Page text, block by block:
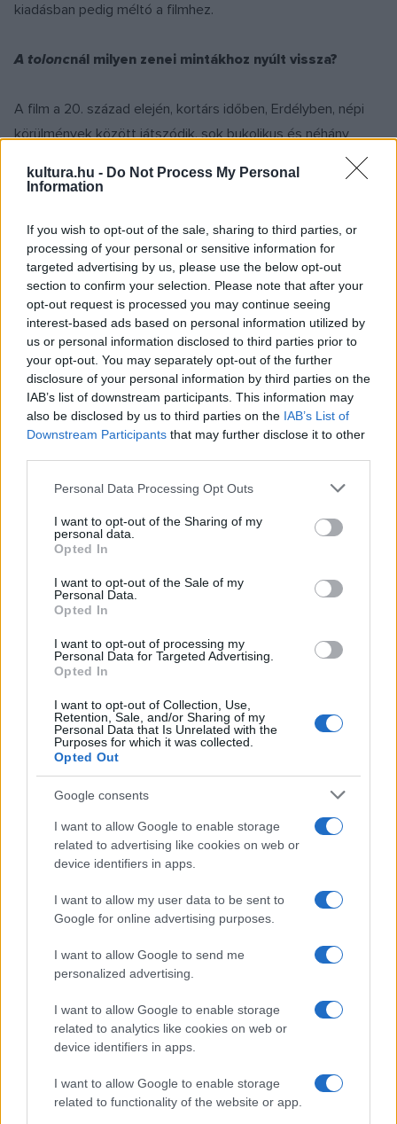
kultura.hu - Do Not Process My Personal
Information
If you wish to opt-out of the sale, sharing to third parties, or
processing of your personal or sensitive information for
targeted advertising by us, please use the below opt-out
section to confirm your selection. Please note that after your
opt-out request is processed you may continue seeing
interest-based ads based on personal information utilized by
us or personal information disclosed to third parties prior to
your opt-out. You may separately opt-out of the further
disclosure of your personal information by third parties on the
IAB’s list of downstream participants. This information may
also be disclosed by us to third parties on the IAB’s List of
Downstream Participants that may further disclose it to other
Please note that this website/app uses one or more Google
not limited to your visit or usage behaviour. You may click to
grant or deny consent to Google and its third-party tags to
use your data for below specified purposes in below Google
consent section.
Personal Data Processing Opt Outs
I want to opt-out of the Sharing of my
personal data.
Opted In
I want to opt-out of the Sale of my
Personal Data.
Opted In
I want to opt-out of processing my
Personal Data for Targeted Advertising.
Opted In
I want to opt-out of Collection, Use,
Retention, Sale, and/or Sharing of my
Personal Data that Is Unrelated with the
Purposes for which it was collected.
Opted Out
Google consents
I want to allow Google to enable storage
related to advertising like cookies on web or
device identifiers in apps.
I want to allow my user data to be sent to
Google for online advertising purposes.
I want to allow Google to send me
personalized advertising.
I want to allow Google to enable storage
related to analytics like cookies on web or
device identifiers in apps.
I want to allow Google to enable storage
related to functionality of the website or app.
kiadásban pedig méltó a filmhez.
A toloncnál milyen zenei mintákhoz nyúlt vissza?
A film a 20. század elején, kortárs időben, Erdélyben, népi
körülmények között játszódik, sok bukolikus és néhány
évtizedekkel korábbi népszínmű feldolgozása. Nem akartam
lenne, ha valaki akkor írta volna, hanem szem előtt tartottam
azt, hogy ez a 21. század nézőinek készül, beleemelve
persze a népzenei kincsünket és azt is, hogy volt egy
Bartók Bélánk, aki az azt megelőző években járt ezeken az
erdélyi tájakon a népzenei gyűjtőútjain. Teljesen szabad
kezet kaptam abban, hogy mindezeket hogyan ötvözöm, de
a kérés az volt, hogy ne egy köldöknézős darab készüljön,
hanem egy nemes értelemben vett alkalmazott zenei mű.
Tehát, hogy a zenének a képhez való viszonya
hagyományos alapokon nyugodjon.
vagy elkészült jelenetek alapján? Olvastam valahol,
hogy aSemmelweis
beszélgettünk , kritikánk itt olvasható)például
forgatókönyv alapján kezdte írni a zenét, tehát még
Az kivétel volt. A filmzeneszerzők régebben úgy működtek,
hogy megkapták a készre megvágott filmet, és az alapján
készült a zene. Jerry Goldsmith, a legendás filmzeneszerző
például azt nyilatkozta, akár negyvenszer-ötvenszer is
megnézte a kópiát, mire megszületett a fejében, hogy mit
akar. Ha nincs kész a film, hanem csak a forgatókönyv áll
rendelkezésre, akkor az embernek végül is sokkal
szabadabb asszociációi lesznek, ami aztán vagy illik a
biztos fogódzók, például hogy milyen a képi kompozíció,
milyen a vágás tempója, a színészi játék intenzitása az adott
pillanatban.
Hova kerül egy filmben zene, és azt ki dönti el?
A végső döntés a rendezőé, de valamennyire egy producer
is beleszólhat, bár ez inkább csak a tengerentúlon fordul elő.
A filmzenének a dialógusos filmekben sokkal diszkrétebb